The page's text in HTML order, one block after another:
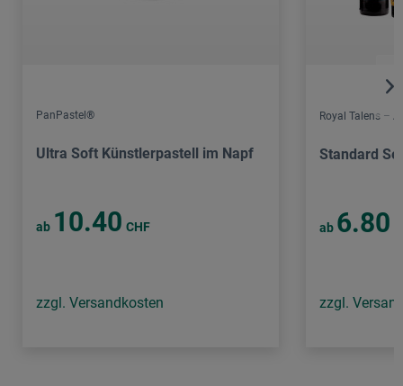
PanPastel®
Ultra Soft Künstlerpastell im Napf
ab 10.40 CHF
zzgl. Versandkosten
Royal Talens –
Standard
ab 6.80
zzgl.